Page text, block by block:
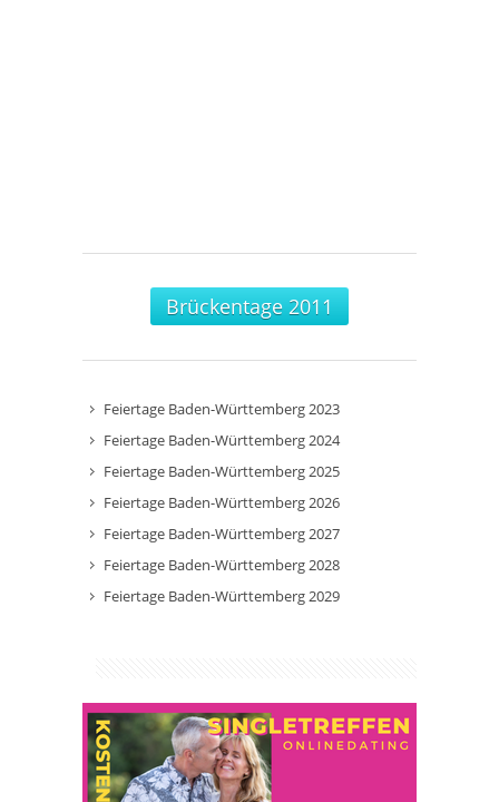
Brückentage 2011
Feiertage Baden-Württemberg 2023
Feiertage Baden-Württemberg 2024
Feiertage Baden-Württemberg 2025
Feiertage Baden-Württemberg 2026
Feiertage Baden-Württemberg 2027
Feiertage Baden-Württemberg 2028
Feiertage Baden-Württemberg 2029